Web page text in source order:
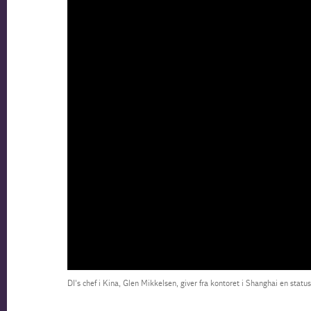
DI's chef i Kina, Glen Mikkelsen, giver fra kontoret i Shanghai en